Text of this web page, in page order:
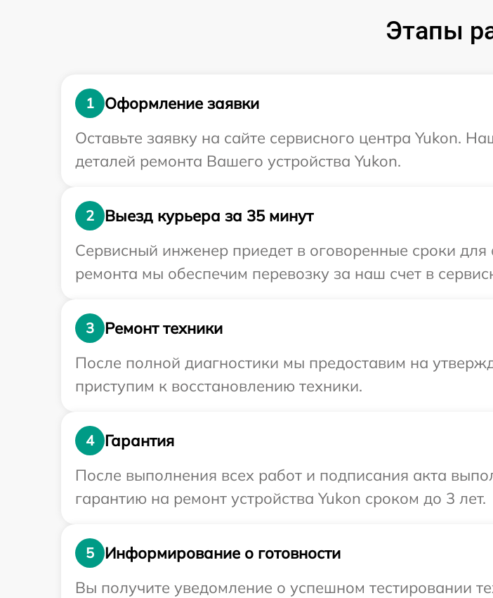
Этапы
1
Оформление заявки
Оставьте заявку на сайте сервисного центра Yukon.
деталей ремонта Вашего устройства Yukon.
2
Выезд курьера за 35 минут
Сервисный инженер приедет в оговоренные сроки
ремонта мы обеспечим перевозку за наш счет в
3
Ремонт техники
После полной диагностики мы предоставим на
приступим к восстановлению техники.
4
Гарантия
После выполнения всех работ и подписания акта
гарантию на ремонт устройства Yukon сроком до 3 лет.
5
Информирование о готовности
Вы получите уведомление о успешном тестировании